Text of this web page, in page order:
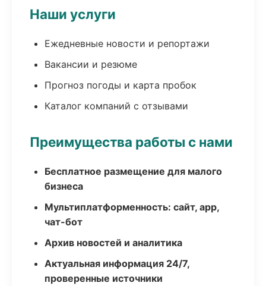
Наши услуги
Ежедневные новости и репортажи
Вакансии и резюме
Прогноз погоды и карта пробок
Каталог компаний с отзывами
Преимущества работы с нами
Бесплатное размещение для малого
бизнеса
Мультиплатформенность: сайт, app,
чат-бот
Архив новостей и аналитика
Актуальная информация 24/7,
проверенные источники